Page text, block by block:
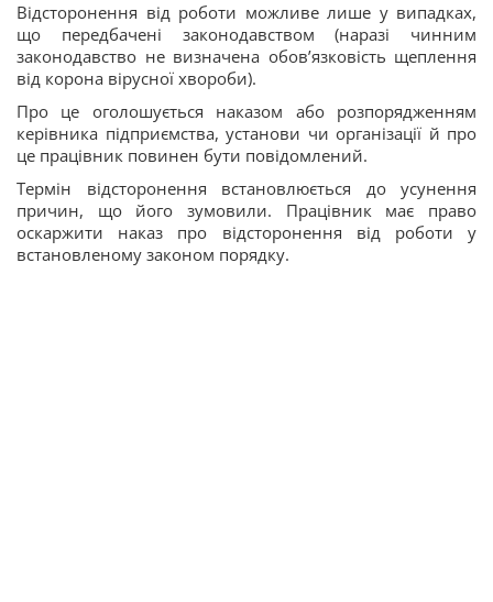
Відсторонення від роботи можливе лише у випадках,
що передбачені законодавством (наразі чинним
законодавство не визначена обов’язковість щеплення
від корона вірусної хвороби).
Про це оголошується наказом або розпорядженням
керівника підприємства, установи чи організації й про
це працівник повинен бути повідомлений.
Термін відсторонення встановлюється до усунення
причин, що його зумовили. Працівник має право
оскаржити наказ про відсторонення від роботи у
встановленому законом порядку.